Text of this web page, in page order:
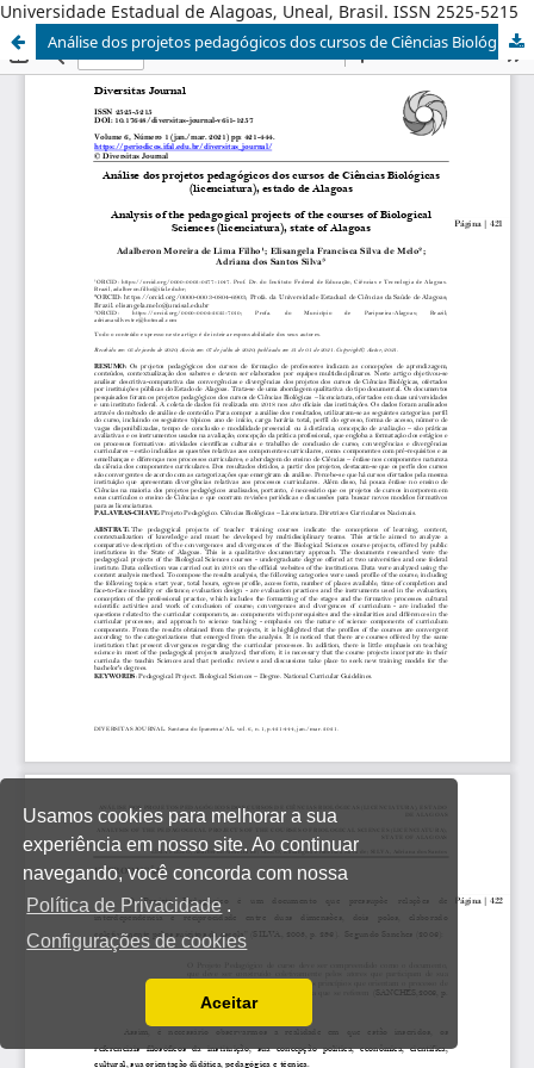
Usamos cookies para melhorar a sua
experiência em nosso site. Ao continuar
navegando, você concorda com nossa
Política de Privacidade .
Configurações de cookies
Você pode desabilitá-los alterando as
Aceitar
Universidade Estadual de Alagoas, Uneal, Brasil. ISSN 2525-5215
Análise dos projetos pedagógicos dos cursos de Ciências Biológicas (licenciatura), estado de Alagoas